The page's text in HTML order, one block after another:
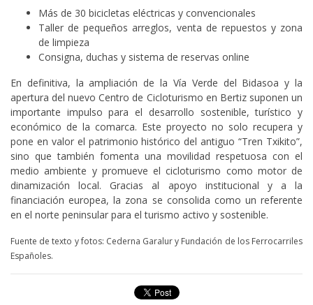
Más de 30 bicicletas eléctricas y convencionales
Taller de pequeños arreglos, venta de repuestos y zona
de limpieza
Consigna, duchas y sistema de reservas online
En definitiva, la ampliación de la Vía Verde del Bidasoa y la
apertura del nuevo Centro de Cicloturismo en Bertiz suponen un
importante impulso para el desarrollo sostenible, turístico y
económico de la comarca. Este proyecto no solo recupera y
pone en valor el patrimonio histórico del antiguo “Tren Txikito”,
sino que también fomenta una movilidad respetuosa con el
medio ambiente y promueve el cicloturismo como motor de
dinamización local. Gracias al apoyo institucional y a la
financiación europea, la zona se consolida como un referente
en el norte peninsular para el turismo activo y sostenible.
Fuente de texto y fotos: Cederna Garalur y Fundación de los Ferrocarriles
Españoles.